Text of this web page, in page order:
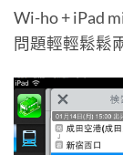
Wi-ho + iPad
問題輕輕鬆鬆